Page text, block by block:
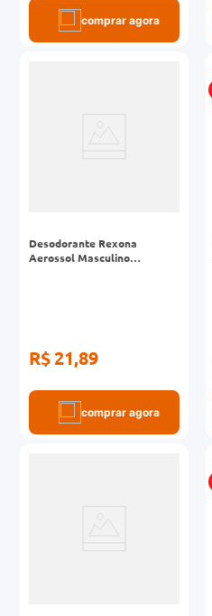
comprar agora
Desodorante Rexona
Aerossol Masculino
R$ 21,89
comprar agora